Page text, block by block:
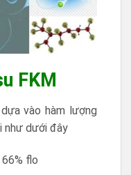
FKM
vào hàm lượng
như dưới đây
flo